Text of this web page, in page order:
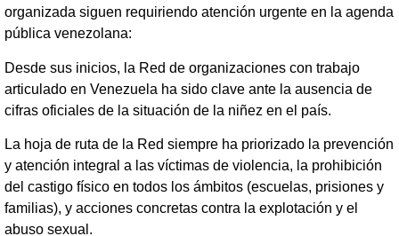
organizada siguen requiriendo atención urgente en la agenda
pública venezolana:
Desde sus inicios, la Red de organizaciones con trabajo
articulado en Venezuela ha sido clave ante la ausencia de
cifras oficiales de la situación de la niñez en el país.
La hoja de ruta de la Red siempre ha priorizado la prevención
y atención integral a las víctimas de violencia, la prohibición
del castigo físico en todos los ámbitos (escuelas, prisiones y
familias), y acciones concretas contra la explotación y el
abuso sexual.